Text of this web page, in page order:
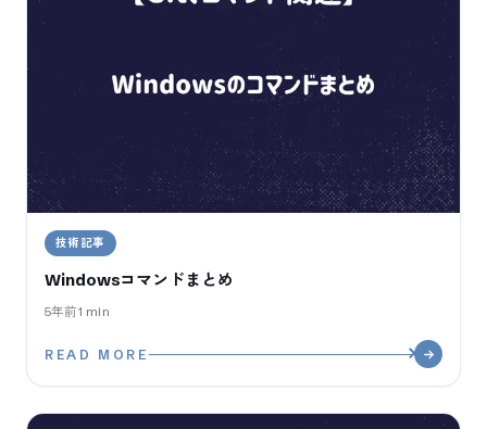
技術記事
Windowsコマンドまとめ
5年前1 min
READ MORE